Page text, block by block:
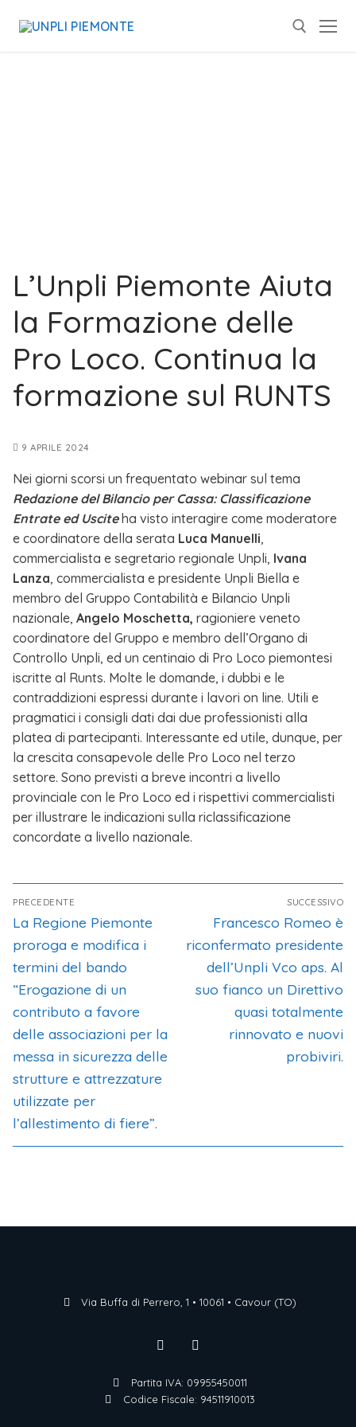
L’Unpli Piemonte Aiuta
la Formazione delle
Pro Loco. Continua la
formazione sul RUNTS
9 APRILE 2024
Nei giorni scorsi un frequentato webinar sul tema
Redazione del Bilancio per Cassa: Classificazione
Entrate ed Usciteha visto interagire come moderatore
e coordinatore della serata Luca Manuelli,
commercialista e segretario regionale Unpli, Ivana
Lanza, commercialista e presidente Unpli Biella e
membro del Gruppo Contabilità e Bilancio Unpli
nazionale, Angelo Moschetta, ragioniere veneto
coordinatore del Gruppo e membro dell’Organo di
Controllo Unpli, ed un centinaio di Pro Loco piemontesi
iscritte al Runts. Molte le domande, i dubbi e le
contraddizioni espressi durante i lavori on line. Utili e
pragmatici i consigli dati dai due professionisti alla
platea di partecipanti. Interessante ed utile, dunque, per
la crescita consapevole delle Pro Loco nel terzo
settore. Sono previsti a breve incontri a livello
provinciale con le Pro Loco ed i rispettivi commercialisti
per illustrare le indicazioni sulla riclassificazione
concordate a livello nazionale.
PRECEDENTE
La Regione Piemonte
proroga e modifica i
termini del bando
“Erogazione di un
contributo a favore
delle associazioni per la
messa in sicurezza delle
strutture e attrezzature
utilizzate per
l’allestimento di fiere”.
SUCCESSIVO
Francesco Romeo è
riconfermato presidente
dell’Unpli Vco aps. Al
suo fianco un Direttivo
quasi totalmente
rinnovato e nuovi
probiviri.
Via Buffa di Perrero, 1 • 10061 • Cavour (TO)
Partita IVA: 09955450011
Codice Fiscale: 94511910013